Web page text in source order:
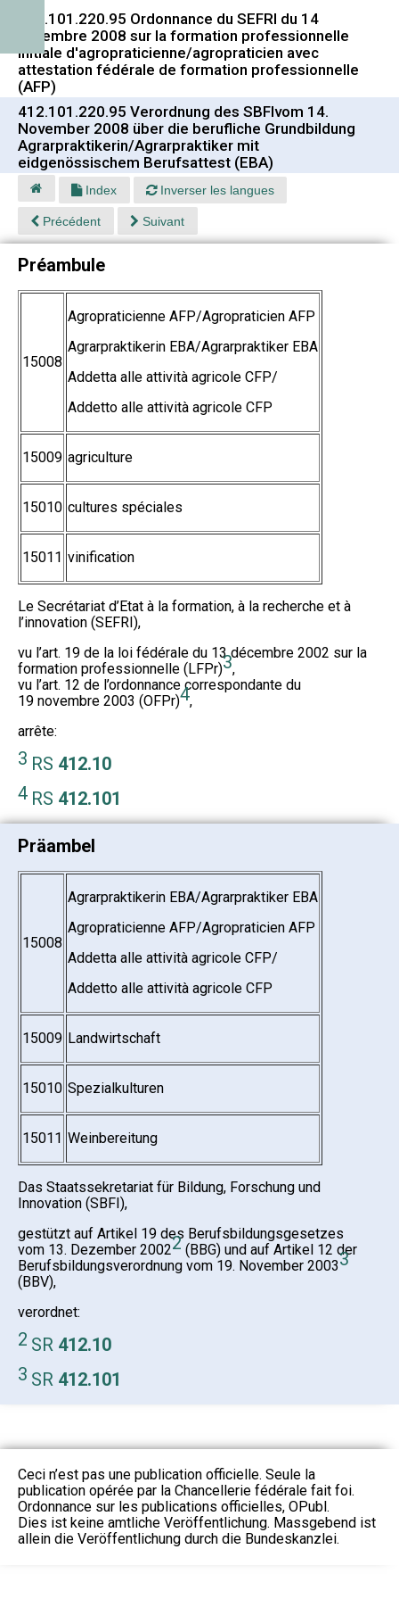
412.101.220.95 Ordonnance du SEFRI du 14
novembre 2008 sur la formation professionnelle
initiale d'agropraticienne/agropraticien avec
attestation fédérale de formation professionnelle
(AFP)
412.101.220.95 Verordnung des SBFIvom 14.
November 2008 über die berufliche Grundbildung
Agrarpraktikerin/Agrarpraktiker mit
eidgenössischem Berufsattest (EBA)
Index Inverser les langues
Précédent Suivant
Préambule
15008
Agropraticienne AFP/Agropraticien AFP
Agrarpraktikerin EBA/Agrarpraktiker EBA
Addetta alle attività agricole CFP/
Addetto alle attività agricole CFP
15009 agriculture
15010 cultures spéciales
15011 vinification
Le Secrétariat d’Etat à la formation, à la recherche et à
l’innovation (SEFRI),
vu l’art. 19 de la loi fédérale du 13 décembre 2002 sur la
formation professionnelle (LFPr)3,
vu l’art. 12 de l’ordonnance correspondante du
19 novembre 2003 (OFPr)4,
arrête:
3 RS 412.10
4 RS 412.101
Präambel
15008
Agrarpraktikerin EBA/Agrarpraktiker EBA
Agropraticienne AFP/Agropraticien AFP
Addetta alle attività agricole CFP/
Addetto alle attività agricole CFP
15009 Landwirtschaft
15010 Spezialkulturen
15011 Weinbereitung
Das Staatssekretariat für Bildung, Forschung und
Innovation (SBFI),
gestützt auf Artikel 19 des Berufsbildungsgesetzes
vom 13. Dezember 20022 (BBG) und auf Artikel 12 der
Berufsbildungsverordnung vom 19. November 20033
(BBV),
verordnet:
2 SR 412.10
3 SR 412.101
Ceci n’est pas une publication officielle. Seule la
publication opérée par la Chancellerie fédérale fait foi.
Ordonnance sur les publications officielles, OPubl.
Dies ist keine amtliche Veröffentlichung. Massgebend ist
allein die Veröffentlichung durch die Bundeskanzlei.